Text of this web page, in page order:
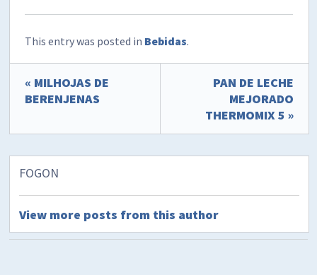
This entry was posted in Bebidas.
« MILHOJAS DE
BERENJENAS
PAN DE LECHE
MEJORADO
THERMOMIX 5 »
FOGON
View more posts from this author